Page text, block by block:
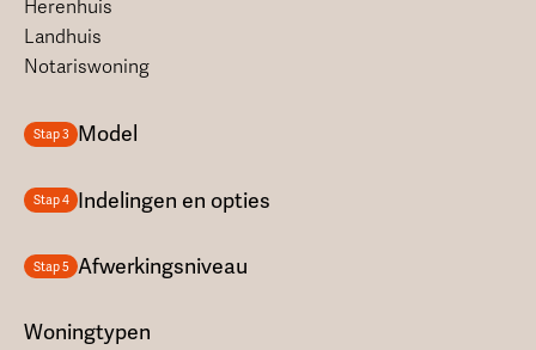
Herenhuis
Landhuis
Notariswoning
Stap 3 Model
Stap 4 Indelingen en opties
Stap 5 Afwerkingsniveau
Woningtypen